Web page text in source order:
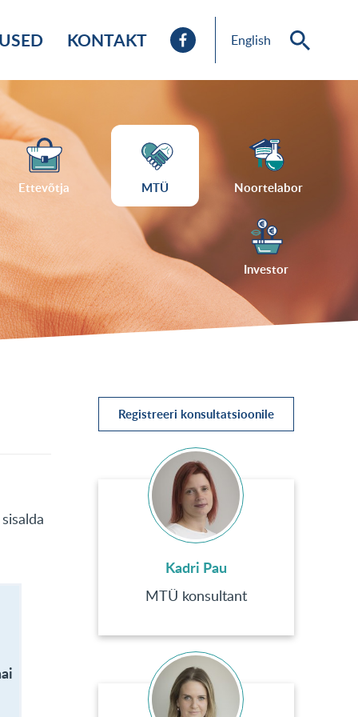
KONTAKT English
Ettevõtja MTÜ Noortelabor
Investor
Registreeri konsultatsioonile
Kadri Pau
MTÜ konsultant